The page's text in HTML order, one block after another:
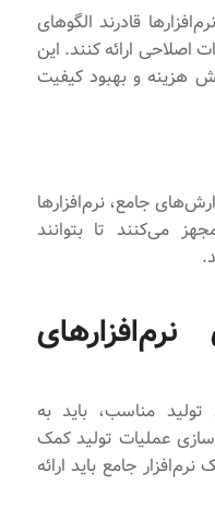
قادرند الگوهای
اصلاحی ارائه کنند. این
هزینه و بهبود کیفیت
جامع، نرم‌افزارها
می‌کنند تا بتوانند
مناسب، باید به
عملیات تولید کمک
جامع باید ارائه